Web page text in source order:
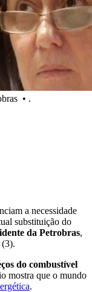
• .
a necessidade
substituição do
da Petrobras,
do combustível
mostra que o mundo
.